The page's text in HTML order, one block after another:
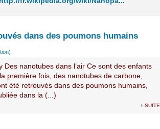
dans des poumons humains
Des nanotubes dans l’air Ce sont des enfants
première fois, des nanotubes de carbone,
été retrouvés dans des poumons humains,
dans la (...)
suite